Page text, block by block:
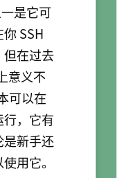
是它可
SSH
但在过去
意义不
可以在
行，它有
新手还
用它。